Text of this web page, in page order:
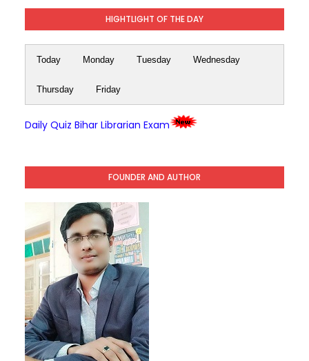
HIGHTLIGHT OF THE DAY
Today Monday Tuesday Wednesday
Thursday Friday
Daily Quiz Bihar Librarian Exam
FOUNDER AND AUTHOR